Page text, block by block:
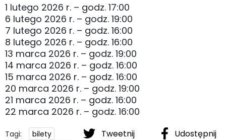
1 lutego 2026 r. – godz. 17:00
6 lutego 2026 r. – godz. 19:00
7 lutego 2026 r. – godz. 16:00
8 lutego 2026 r. – godz. 16:00
13 marca 2026 r. – godz. 19:00
14 marca 2026 r. – godz. 16:00
15 marca 2026 r. – godz. 16:00
20 marca 2026 r. – godz. 19:00
21 marca 2026 r. – godz. 16:00
22 marca 2026 r. – godz. 16:00
Tweetnij Udostępnij
Tagi:
bilety